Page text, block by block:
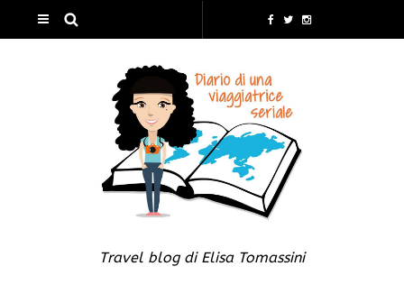
Travel blog di Elisa Tomassini